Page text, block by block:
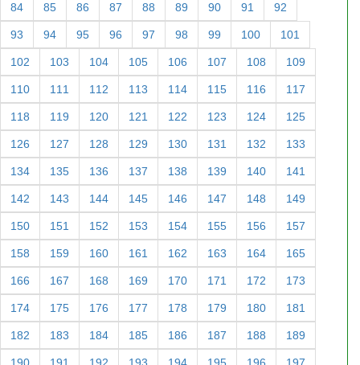
84 85 86 87 88 89 90 91 92
93 94 95 96 97 98 99 100 101
102 103 104 105 106 107 108 109
110 111 112 113 114 115 116 117
118 119 120 121 122 123 124 125
126 127 128 129 130 131 132 133
134 135 136 137 138 139 140 141
142 143 144 145 146 147 148 149
150 151 152 153 154 155 156 157
158 159 160 161 162 163 164 165
166 167 168 169 170 171 172 173
174 175 176 177 178 179 180 181
182 183 184 185 186 187 188 189